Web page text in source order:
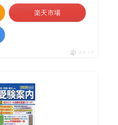
楽天市場
ポチップ